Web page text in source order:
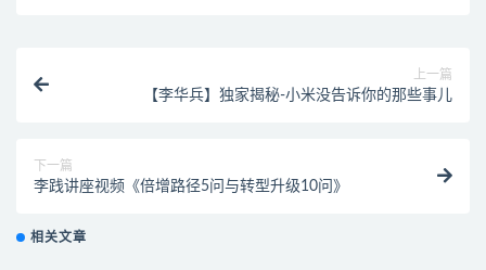
上一篇
【李华兵】独家揭秘-小米没告诉你的那些事儿
下一篇
李践讲座视频《倍增路径5问与转型升级10问》
相关文章